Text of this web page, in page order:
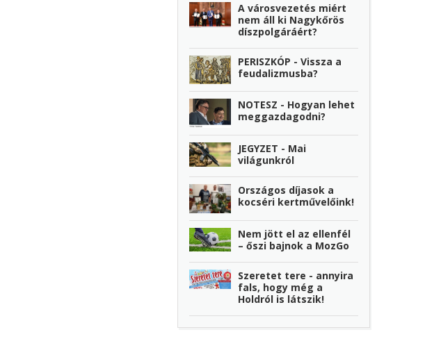
A városvezetés miért
nem áll ki Nagykőrös
díszpolgáráért?
PERISZKÓP - Vissza a
feudalizmusba?
NOTESZ - Hogyan lehet
meggazdagodni?
JEGYZET - Mai
világunkról
Országos díjasok a
kocséri kertművelőink!
Nem jött el az ellenfél
– őszi bajnok a MozGo
Szeretet tere - annyira
fals, hogy még a
Holdról is látszik!